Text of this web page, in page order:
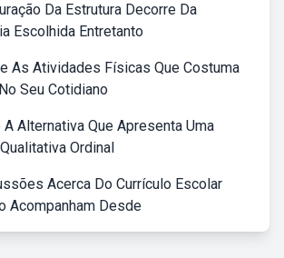
Da Estrutura Decorre Da
Escolhida Entretanto
As Atividades Físicas Que Costuma
Seu Cotidiano
Alternativa Que Apresenta Uma
Ordinal
Acerca Do Currículo Escolar
Acompanham Desde